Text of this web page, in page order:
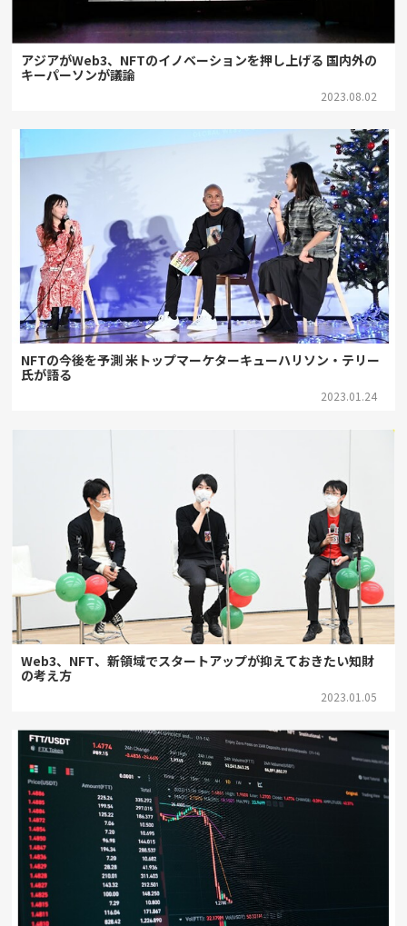
アジアがWeb3、NFTのイノベーションを押し上げる 国内外の
キーパーソンが議論
2023.08.02
NFTの今後を予測 米トップマーケターキューハリソン・テリー
氏が語る
2023.01.24
Web3、NFT、新領域でスタートアップが抑えておきたい知財
の考え方
2023.01.05